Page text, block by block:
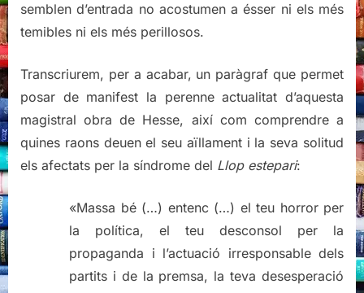
semblen d’entrada no acostumen a ésser ni els més
temibles ni els més perillosos.
Transcriurem, per a acabar, un paràgraf que permet
posar de manifest la perenne actualitat d’aquesta
magistral obra de Hesse, així com comprendre a
quines raons deuen el seu aïllament i la seva solitud
els afectats per la síndrome del Llop estepari:
«Massa bé (…) entenc (…) el teu horror per
la política, el teu desconsol per la
propaganda i l’actuació irresponsable dels
partits i de la premsa, la teva desesperació